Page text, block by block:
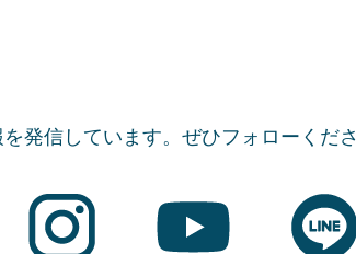
発信しています。 ぜひフォローくださ